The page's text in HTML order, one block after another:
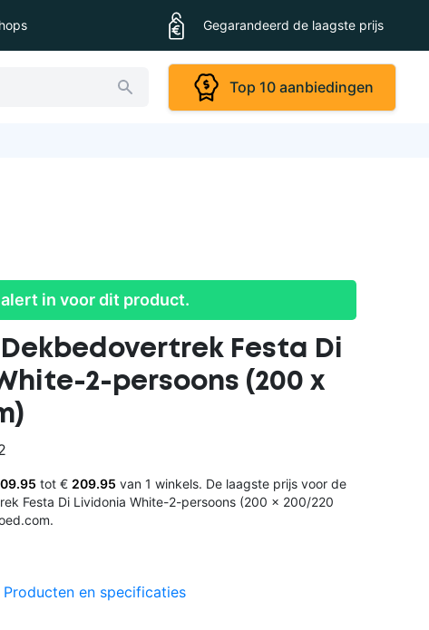
Gegarandeerd de laagste prijs
Top 10 aanbiedingen
in voor dit product.
Dekbedovertrek Festa Di
2-persoons (200 x
tot € 209.95 van 1 winkels. De laagste prijs voor de
Festa Di Lividonia White-2-persoons (200 x 200/220
Producten en specificaties